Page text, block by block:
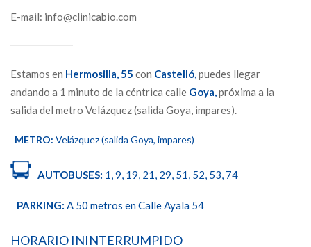
E-mail: info@clinicabio.com
Estamos en Hermosilla,55 con Castelló,puedes llegar
andando a 1 minuto de la céntrica calle Goya,próxima a la
salida del metro Velázquez (salida Goya, impares).
METRO: Velázquez (salida Goya, impares)
AUTOBUSES: 1, 9, 19, 21, 29, 51, 52, 53, 74
PARKING: A 50 metros en Calle Ayala 54
HORARIO ININTERRUMPIDO